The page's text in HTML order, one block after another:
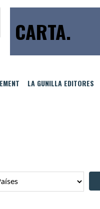
CARTA.
LA GUNILLA EDITORES